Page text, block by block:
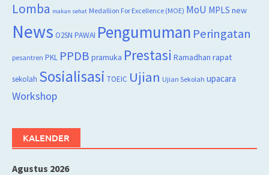
Lomba makan sehat Medallion For Excellence (MOE) MoU MPLS new
News O2SN PAWAI Pengumuman Peringatan
pesantren PKL PPDB pramuka Prestasi Ramadhan rapat
sekolah Sosialisasi TOEIC Ujian Ujian Sekolah upacara
Workshop
KALENDER
Agustus 2026